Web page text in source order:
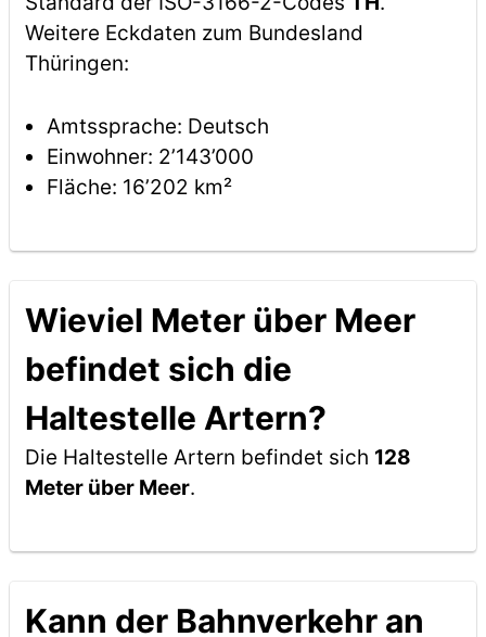
Weitere Eckdaten zum Bundesland
Thüringen:
Amtssprache: Deutsch
Einwohner: 2’143’000
Fläche: 16’202 km²
Wieviel Meter über Meer
befindet sich die
Haltestelle Artern?
Die Haltestelle Artern befindet sich 128
Meter über Meer.
Kann der Bahnverkehr an